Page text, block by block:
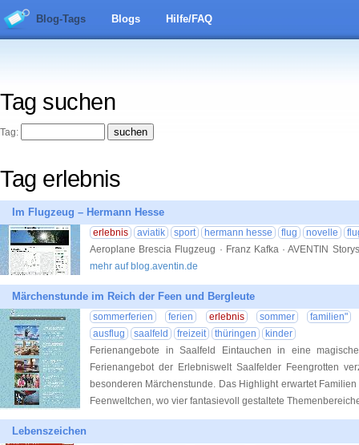
Blog-Tags Blogs Hilfe/FAQ
Tag suchen
Tag:
Tag erlebnis
Im Flugzeug – Hermann Hesse
erlebnis aviatik sport hermann hesse flug novelle
Aeroplane Brescia Flugzeug · Franz Kafka · AVENTIN
mehr auf blog.aventin.de
Märchenstunde im Reich der Feen und Bergleute
sommerferien ferien erlebnis sommer
familien"
ausflug
saalfeld freizeit thüringen
kinder
Ferienangebote in Saalfeld Eintauchen in eine
Ferienangebot der Erlebniswelt Saalfelder Feengrotten
besonderen Märchenstunde. Das Highlight erwartet
Feenweltchen, wo vier fantasievoll gestaltete
Lebenszeichen